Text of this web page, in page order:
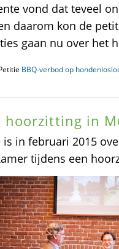
vond dat teveel
daarom kon de
gaan nu over het
BBQ-verbod op
hoorzitting in
is in februari 2015
tijdens een